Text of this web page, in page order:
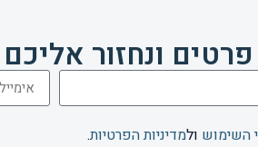
ונחזור
השימוש ולמדיניות הפרטיות.